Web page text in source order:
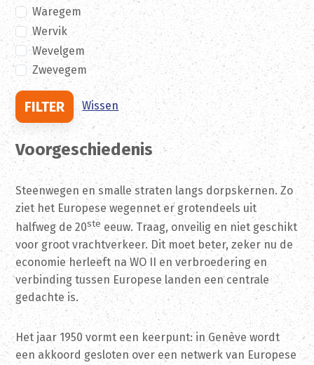
Waregem
Wervik
Wevelgem
Zwevegem
FILTER Wissen
Voorgeschiedenis
Steenwegen en smalle straten langs dorpskernen. Zo
ziet het Europese wegennet er grotendeels uit
halfweg de 20ste eeuw. Traag, onveilig en niet geschikt
voor groot vrachtverkeer. Dit moet beter, zeker nu de
economie herleeft na WO II en verbroedering en
verbinding tussen Europese landen een centrale
gedachte is.
Het jaar 1950 vormt een keerpunt: in Genève wordt
een akkoord gesloten over een netwerk van Europese